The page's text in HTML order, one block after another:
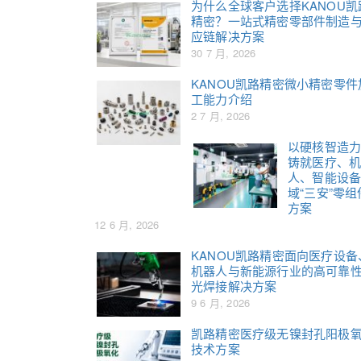
为什么全球客户选择KANOU凯
精密？一站式精密零部件制造
应链解决方案
30 7 月, 2026
KANOU凯路精密微小精密零件
工能力介绍
2 7 月, 2026
以硬核智造力
铸就医疗、
人、智能设
域“三安”零组
方案
12 6 月, 2026
KANOU凯路精密面向医疗设备、
机器人与新能源行业的高可靠
光焊接解决方案
9 6 月, 2026
凯路精密医疗级无镍封孔阳极
技术方案